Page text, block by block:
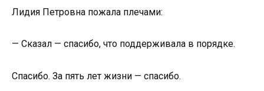
Лидия Петровна пожала плечами:
— Сказал — спасибо, что поддерживала в порядке.
Спасибо. За пять лет жизни — спасибо.